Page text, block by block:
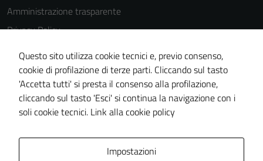
Amministrazione trasparente
Privacy Policy
Cookie Policy
Note legali
Dichiarazione di accessibilità
Piano di miglioramento del sito
Questo sito utilizza cookie tecnici e, previo consenso,
cookie di profilazione di terze parti. Cliccando sul tasto
'Accetta tutti' si presta il consenso alla profilazione,
cliccando sul tasto 'Esci' si continua la navigazione con i
soli cookie tecnici. Link alla cookie policy
Impostazioni